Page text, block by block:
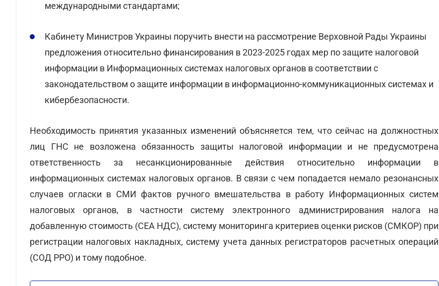
международными стандартами;
Кабинету Министров Украины поручить внести на рассмотрение Верховной Рады Украины
предложения относительно финансирования в 2023-2025 годах мер по защите налоговой
информации в Информационных системах налоговых органов в соответствии с
законодательством о защите информации в информационно-коммуникационных системах и
кибербезопасности.
Необходимость принятия указанных изменений объясняется тем, что сейчас на должностных
лиц ГНС не возложена обязанность защиты налоговой информации и не предусмотрена
ответственность за несанкционированные действия относительно информации в
информационных системах налоговых органов. В связи с чем попадается немало резонансных
случаев огласки в СМИ фактов ручного вмешательства в работу Информационных систем
налоговых органов, в частности систему электронного администрирования налога на
добавленную стоимость (СЕА НДС), систему мониторинга критериев оценки рисков (СМКОР) при
регистрации налоговых накладных, систему учета данных регистраторов расчетных операций
(СОД РРО) и тому подобное.